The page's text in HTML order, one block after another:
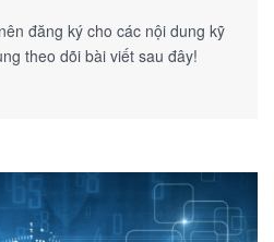
đăng ký cho các nội dung kỹ
theo dõi bài viết sau đây!